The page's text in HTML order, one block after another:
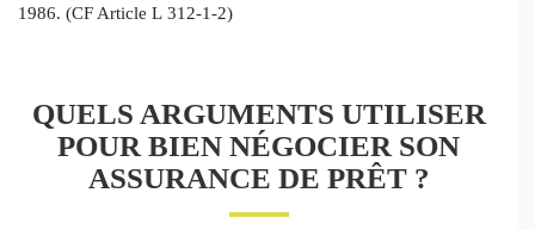
1986. (CF Article L 312-1-2)
QUELS ARGUMENTS UTILISER
POUR BIEN NÉGOCIER SON
ASSURANCE DE PRÊT ?